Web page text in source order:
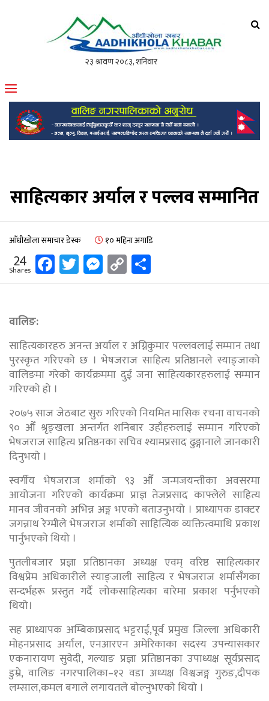
मोफसलकै लोकप्रिय अनलाइन पत्रिका
साहित्यकार अर्याल र पल्लव सम्मानित
आँधीखोला समाचार डेस्क १० महिना अगाडि
24
Shares Facebook
Twitter
Messenger
Copy
Link
वालिङ:
साहित्यकारहरु अनन्त अर्याल र अग्निकुमार पल्लवलाई सम्मान तथा
पुरस्कृत गरिएको छ । भेषजराज साहित्य प्रतिष्ठानले स्याङ्जाको
वालिङमा गरेको कार्यक्रममा दुई जना साहित्यकारहरुलाई सम्मान
गरिएको हो ।
२०७५ साज जेठबाट सुरु गरिएको नियमित मासिक रचना वाचनको
९० औँ श्रृङ्खला अन्तर्गत शनिबार उहाँहरुलाई सम्मान गरिएको
भेषजराज साहित्य प्रतिष्ठनका सचिव श्यामप्रसाद ढुङ्गानाले जानकारी
दिनुभयो ।
स्वर्गीय भेषजराज शर्माको ९३ औँ जन्मजयन्तीका अवसरमा
आयोजना गरिएको कार्यक्रमा प्राज्ञ तेजप्रसाद काफ्लेले साहित्य
मानव जीवनको अभिन्न अङ्ग भएको बताउनुभयो । प्राध्यापक डाक्टर
जगन्नाथ रेग्मीले भेषजराज शर्माको साहित्यिक व्यक्तित्वमाथि प्रकाश
पार्नुभएको थियो ।
पुतलीबजार प्रज्ञा प्रतिष्ठानका अध्यक्ष एवम् वरिष्ठ साहित्यकार
विश्वप्रेम अधिकारीले स्याङ्जाली साहित्य र भेषजराज शर्मासँगका
सन्दर्भहरू प्रस्तुत गर्दै लोकसाहित्यका बारेमा प्रकाश पर्नुभएको
थियो।
सह प्राध्यापक अम्बिकाप्रसाद भट्टराई,पूर्व प्रमुख जिल्ला अधिकारी
मोहनप्रसाद अर्याल, एनआरएन अमेरिकाका सदस्य उपन्यासकार
एकनारायण सुवेदी, गल्याङ प्रज्ञा प्रतिष्ठानका उपाध्यक्ष सूर्यप्रसाद
डुम्रे, वालिङ नगरपालिका–१२ वडा अध्यक्ष विश्वजङ्ग गुरुङ,दीपक
लम्साल,कमल बगाले लगायतले बोल्नुभएको थियो ।